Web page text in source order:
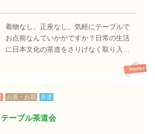
着物なし、正座なし。気軽にテーブルで
お点前なんていかがですか？日常の生活
に日本文化の茶道をさりげなく取り入…
お茶・お花 茶道
ーブル茶道会